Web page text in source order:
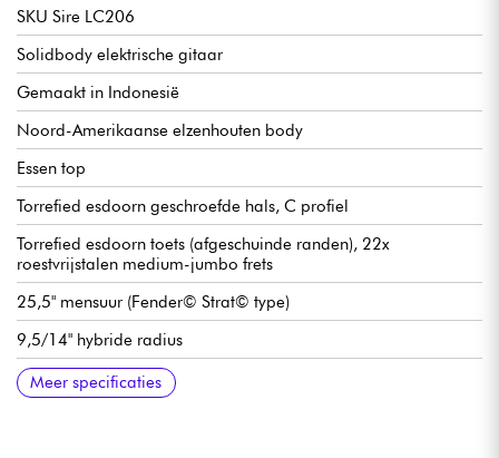
SKU Sire LC206
Solidbody elektrische gitaar
Gemaakt in Indonesië
Noord-Amerikaanse elzenhouten body
Essen top
Torrefied esdoorn geschroefde hals, C profiel
Torrefied esdoorn toets (afgeschuinde randen), 22x
roestvrijstalen medium-jumbo frets
25,5" mensuur (Fender© Strat© type)
9,5/14" hybride radius
Kambreedte van hals tot kam 42 mm
Set HSS Sire Super pickups
Volume
Toonregeling
Pickupschakelaar met 5 posities
Traditionele brug / vibrato Sire Moderne Tremolo
Sire Premium vergrendelbare stemmechanieken
Graphtech Tusq kam
Hoogglans afwerking
Meer specificaties